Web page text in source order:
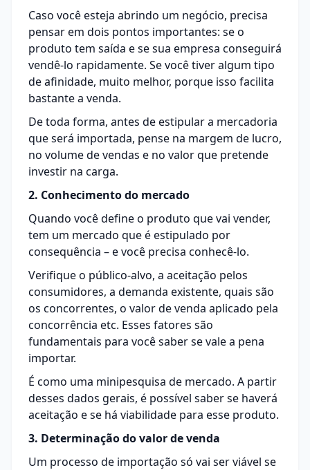
Caso você esteja abrindo um negócio, precisa
pensar em dois pontos importantes: se o
produto tem saída e se sua empresa conseguirá
vendê-lo rapidamente. Se você tiver algum tipo
de afinidade, muito melhor, porque isso facilita
bastante a venda.
De toda forma, antes de estipular a mercadoria
que será importada, pense na margem de lucro,
no volume de vendas e no valor que pretende
investir na carga.
2. Conhecimento do mercado
Quando você define o produto que vai vender,
tem um mercado que é estipulado por
consequência – e você precisa conhecê-lo.
Verifique o público-alvo, a aceitação pelos
consumidores, a demanda existente, quais são
os concorrentes, o valor de venda aplicado pela
concorrência etc. Esses fatores são
fundamentais para você saber se vale a pena
importar.
É como uma minipesquisa de mercado. A partir
desses dados gerais, é possível saber se haverá
aceitação e se há viabilidade para esse produto.
3. Determinação do valor de venda
Um processo de importação só vai ser viável se